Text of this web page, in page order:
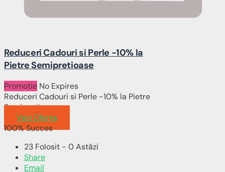
Reduceri Cadouri si Perle -10% la
Pietre Semipretioase
Promotie No Expires
Reduceri Cadouri si Perle -10% la Pietre
Semipretioase
Vezi Oferta
100% Succes
23 Folosit - 0 Astăzi
Share
Email